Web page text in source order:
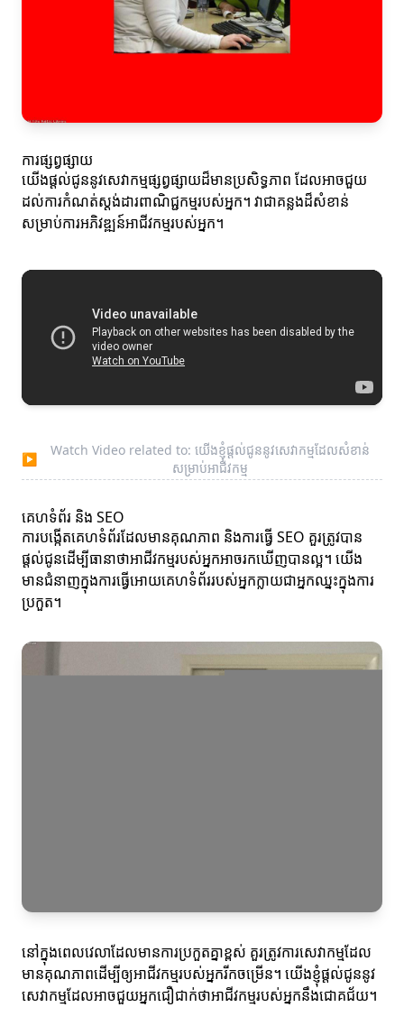
ការផ្សព្វផ្សាយ
យើងផ្តល់ជូននូវសេវាកម្មផ្សព្វផ្សាយដ៏មានប្រសិទ្ធភាព ដែលអាចជួយ
ដល់ការកំណត់ស្តង់ដារពាណិជ្ជកម្មរបស់អ្នក។ វាជាគន្លងដ៏សំខាន់
សម្រាប់ការអភិវឌ្ឍន៍អាជីវកម្មរបស់អ្នក។
▶
Watch Video related to: យើងខ្ញុំផ្តល់ជូននូវសេវាកម្មដែលសំខាន់
សម្រាប់អាជីវកម្ម
គេហទំព័រ និង SEO
ការបង្កើតគេហទំព័រដែលមានគុណភាព និងការធ្វើ SEO គួរត្រូវបាន
ផ្តល់ជូនដើម្បីធានាថាអាជីវកម្មរបស់អ្នកអាចរកឃើញបានល្អ។ យើង
មានជំនាញក្នុងការធ្វើអោយគេហទំព័ររបស់អ្នកក្លាយជាអ្នកឈ្នះក្នុងការ
ប្រកួត។
នៅក្នុងពេលវេលាដែលមានការប្រកួតគ្នាខ្ពស់ គួរត្រូវការសេវាកម្មដែល
មានគុណភាពដើម្បីឲ្យអាជីវកម្មរបស់អ្នករីកចម្រើន។ យើងខ្ញុំផ្តល់ជូននូវ
សេវាកម្មដែលអាចជួយអ្នកជឿជាក់ថាអាជីវកម្មរបស់អ្នកនឹងជោគជ័យ។